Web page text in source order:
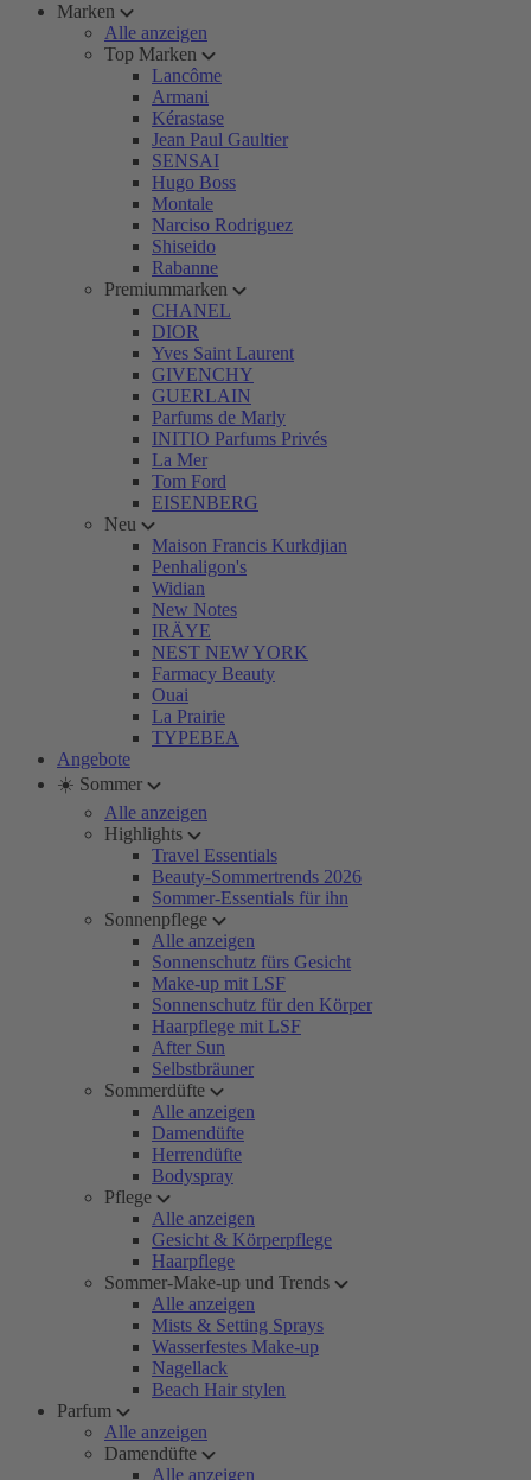
Marken
Alle anzeigen
Top Marken
Lancôme
Armani
Kérastase
Jean Paul Gaultier
SENSAI
Hugo Boss
Montale
Narciso Rodriguez
Shiseido
Rabanne
Premiummarken
CHANEL
DIOR
Yves Saint Laurent
GIVENCHY
GUERLAIN
Parfums de Marly
INITIO Parfums Privés
La Mer
Tom Ford
EISENBERG
Neu
Maison Francis Kurkdjian
Penhaligon's
Widian
New Notes
IRÄYE
NEST NEW YORK
Farmacy Beauty
Ouai
La Prairie
TYPEBEA
Angebote
☀️ Sommer
Alle anzeigen
Highlights
Travel Essentials
Beauty-Sommertrends 2026
Sommer-Essentials für ihn
Sonnenpflege
Alle anzeigen
Sonnenschutz fürs Gesicht
Make-up mit LSF
Sonnenschutz für den Körper
Haarpflege mit LSF
After Sun
Selbstbräuner
Sommerdüfte
Alle anzeigen
Damendüfte
Herrendüfte
Bodyspray
Pflege
Alle anzeigen
Gesicht & Körperpflege
Haarpflege
Sommer-Make-up und Trends
Alle anzeigen
Mists & Setting Sprays
Wasserfestes Make-up
Nagellack
Beach Hair stylen
Parfum
Alle anzeigen
Damendüfte
Alle anzeigen